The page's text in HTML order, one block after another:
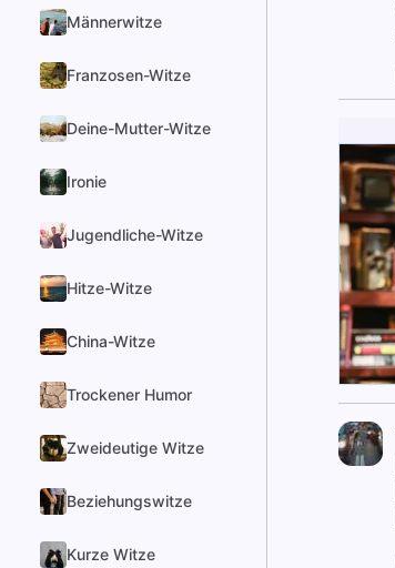
Männerwitze
Franzosen-Witze
Deine-Mutter-Witze
Ironie
Jugendliche-Witze
Hitze-Witze
China-Witze
Trockener Humor
Zweideutige Witze
Beziehungswitze
Kurze Witze